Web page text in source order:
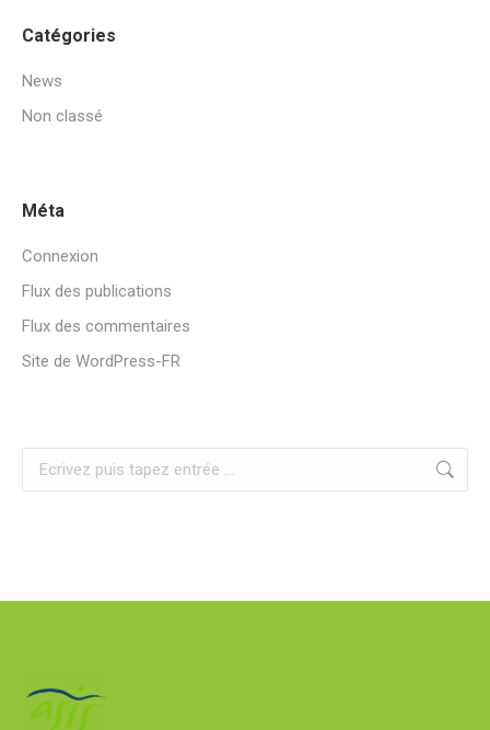
Catégories
News
Non classé
Méta
Connexion
Flux des publications
Flux des commentaires
Site de WordPress-FR
Search: